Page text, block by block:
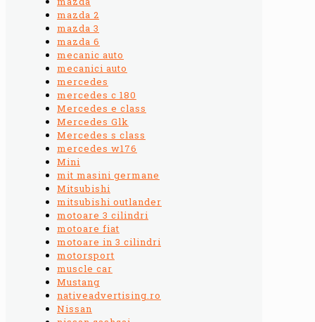
mazda 2
mazda 3
mazda 6
mecanic auto
mecanici auto
mercedes
mercedes c 180
Mercedes e class
Mercedes Glk
Mercedes s class
mercedes w176
Mini
mit masini germane
Mitsubishi
mitsubishi outlander
motoare 3 cilindri
motoare fiat
motoare in 3 cilindri
motorsport
muscle car
Mustang
nativeadvertising.ro
Nissan